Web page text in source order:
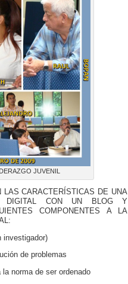
JUVENIL
LAS CARACTERÍSTICAS DE UNA
DIGITAL CON UN BLOG Y
COMPONENTES A LA
investigador)
de problemas
norma de ser ordenado